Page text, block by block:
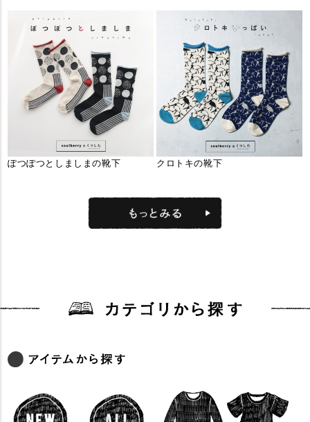
ぽつぽつとしましまの靴下 クロトキの靴下